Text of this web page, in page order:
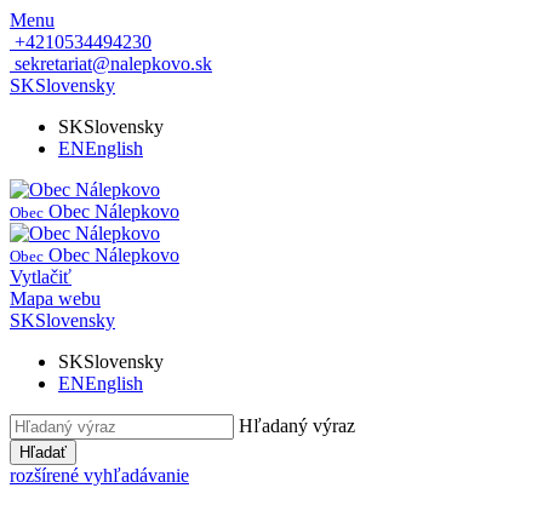
Menu
+4210534494230
sekretariat@nalepkovo.sk
SKSlovensky
SKSlovensky
ENEnglish
Obec Obec Nálepkovo
Obec Obec Nálepkovo
Vytlačiť
Mapa webu
SKSlovensky
SKSlovensky
ENEnglish
Hľadaný výraz
Hľadať
rozšírené vyhľadávanie